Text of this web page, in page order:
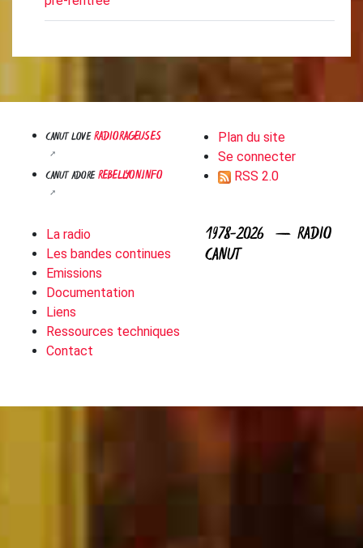
CANUT LOVERADIORAGEUSES
CANUT ADOREREBELLYON.INFO
Plan du site
Se connecter
RSS 2.0
La radio
Les bandes continues
Emissions
Documentation
Liens
Ressources techniques
Contact
1978-2026 — RADIO
CANUT